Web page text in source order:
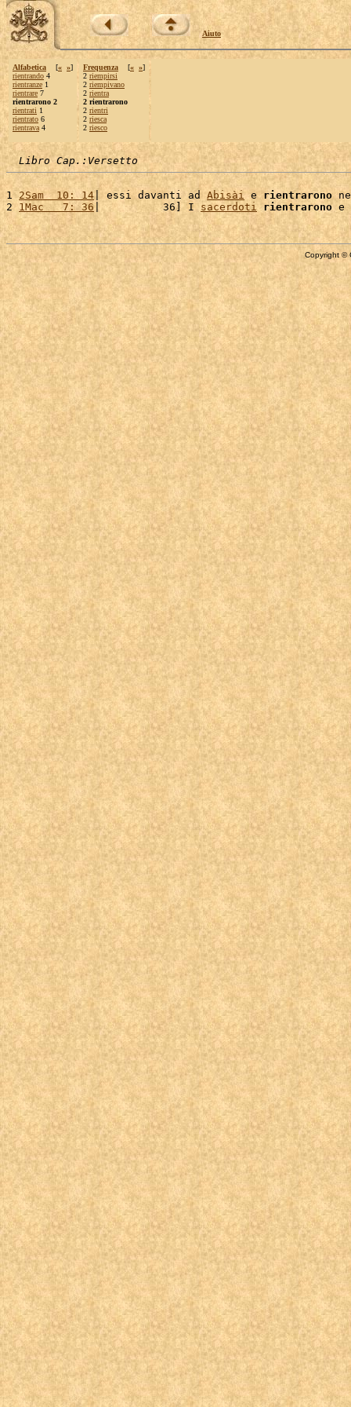
Aiuto
Alfabetica [« »]
rientrando 4
rientranze 1
rientrare 7
rientrarono 2
rientrati 1
rientrato 6
rientrava 4
Frequenza [« »]
2 riempirsi
2 riempivano
2 rientra
2 rientrarono
2 rientri
2 riesca
2 riesco
Libro Cap.:Versetto
1 2Sam  10: 14| essi davanti ad Abisài e rientrarono
2 1Mac   7: 36 |          36] I sacerdoti rientrarono e
Copyright ©